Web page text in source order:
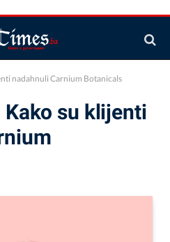
nadahnuli Carnium Botanicals
Kako su klijenti